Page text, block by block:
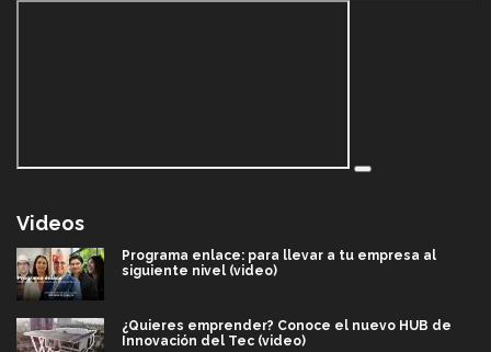
Videos
Programa enlace: para llevar a tu empresa al
siguiente nivel (video)
¿Quieres emprender? Conoce el nuevo HUB de
Innovación del Tec (video)